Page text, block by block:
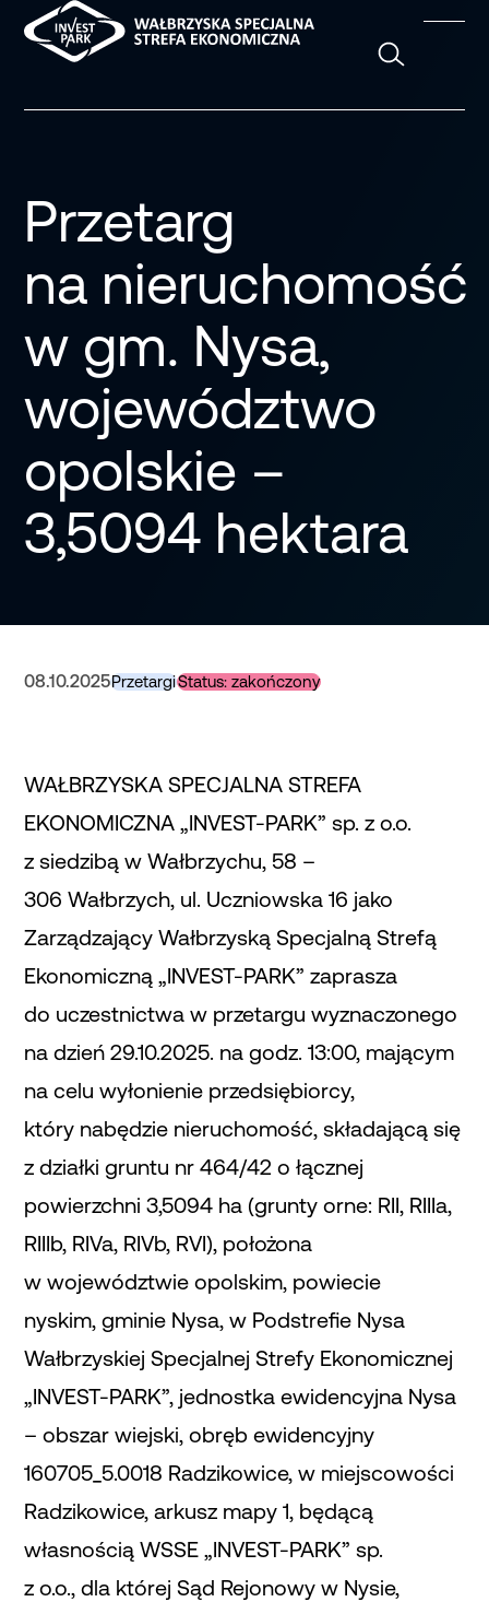
Przetarg
na nieruchomość
w gm. Nysa,
województwo
opolskie –
3,5094 hektara
08.10.2025PrzetargiStatus: zakończony
WAŁBRZYSKA SPECJALNA STREFA
EKONOMICZNA „INVEST-PARK” sp. z o.o.
z siedzibą w Wałbrzychu, 58 –
306 Wałbrzych, ul. Uczniowska 16 jako
Zarządzający Wałbrzyską Specjalną Strefą
Ekonomiczną „INVEST-PARK” zaprasza
do uczestnictwa w przetargu wyznaczonego
na dzień 29.10.2025. na godz. 13:00, mającym
na celu wyłonienie przedsiębiorcy,
który nabędzie nieruchomość, składającą się
z działki gruntu nr 464/42 o łącznej
powierzchni 3,5094 ha (grunty orne: RII, RIIIa,
RIIIb, RIVa, RIVb, RVI), położona
w województwie opolskim, powiecie
nyskim, gminie Nysa, w Podstrefie Nysa
Wałbrzyskiej Specjalnej Strefy Ekonomicznej
„INVEST-PARK”, jednostka ewidencyjna Nysa
– obszar wiejski, obręb ewidencyjny
160705_5.0018 Radzikowice, w miejscowości
Radzikowice, arkusz mapy 1, będącą
własnością WSSE „INVEST-PARK” sp.
z o.o., dla której Sąd Rejonowy w Nysie,